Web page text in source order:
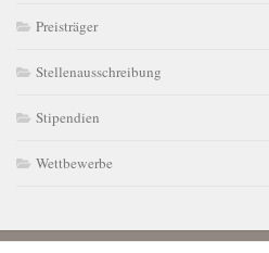
Preisträger
Stellenausschreibung
Stipendien
Wettbewerbe